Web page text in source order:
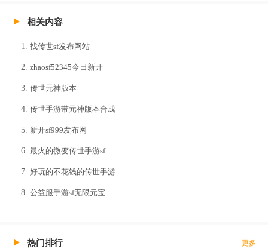
相关内容
找传世sf发布网站
zhaosf52345今日新开
传世元神版本
传世手游带元神版本合成
新开sf999发布网
最火的微变传世手游sf
好玩的不花钱的传世手游
公益服手游sf无限元宝
热门排行 更多